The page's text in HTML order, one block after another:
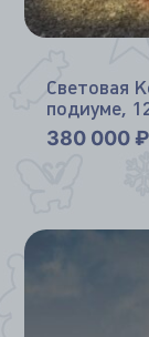
Световая
подиуме,
380 000 ₽